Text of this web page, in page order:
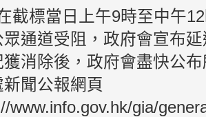
截標當日上午9時至中午
眾通道受阻，政府會宣布
獲消除後，政府會盡快公
新聞公報網頁
www.info.gov.hk/gia/